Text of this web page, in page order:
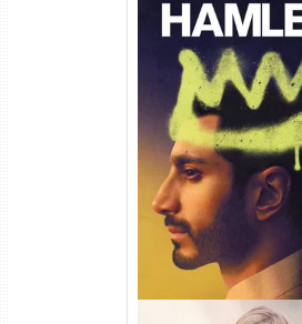
Hamlet Torrent
DL 1080p Dual